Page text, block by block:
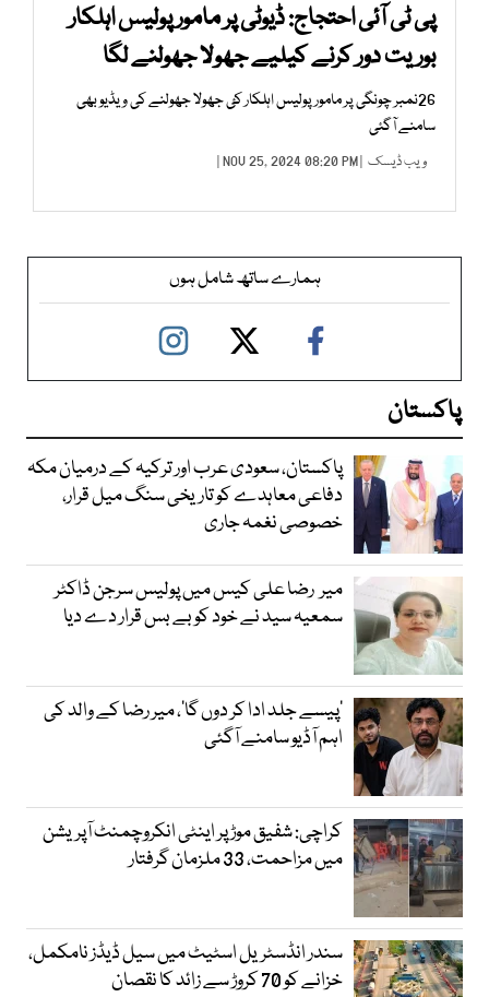
پی ٹی آئی احتجاج: ڈیوٹی پر مامور پولیس اہلکار
بوریت دور کرنے کیلیے جھولا جھولنے لگا
26نمبر چونگی پر مامور پولیس اہلکار کئ جھولا جھولنے کی ویڈیو بھی
سامنے آگئی
ویب ڈیسک | NOV 25, 2024 08:20 PM |
ہمارے ساتھ شامل ہوں
پاکستان
پاکستان، سعودی عرب اور ترکیہ کے درمیان مکہ
دفاعی معاہدے کو تاریخی سنگ میل قرار،
خصوصی نغمہ جاری
میر رضا علی کیس میں پولیس سرجن ڈاکٹر
سمعیہ سید نے خود کو بے بس قرار دے دیا
’پیسے جلد ادا کر دوں گا‘، میر رضا کے والد کی
اہم آڈیو سامنے آگئی
کراچی: شفیق موڑ پر اینٹی انکروچمنٹ آپریشن
میں مزاحمت، 33 ملزمان گرفتار
سندر انڈسٹریل اسٹیٹ میں سیل ڈیڈز نامکمل،
خزانے کو 70 کروڑ سے زائد کا نقصان